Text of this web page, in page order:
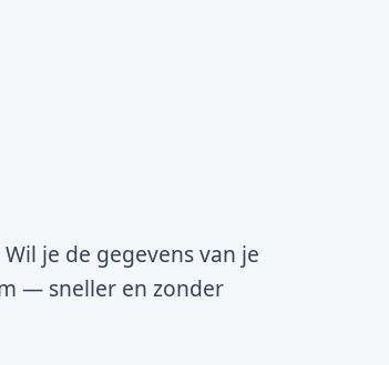
je de gegevens van je
— sneller en zonder